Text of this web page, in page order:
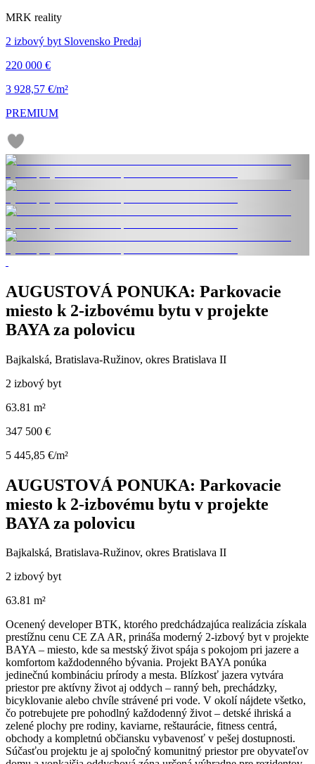
MRK reality
2 izbový byt Slovensko Predaj
220 000 €
3 928,57 €/m²
PREMIUM
AUGUSTOVÁ PONUKA: Parkovacie
miesto k 2-izbovému bytu v projekte
BAYA za polovicu
Bajkalská, Bratislava-Ružinov, okres Bratislava II
2 izbový byt
63.81 m²
347 500 €
5 445,85 €/m²
AUGUSTOVÁ PONUKA: Parkovacie
miesto k 2-izbovému bytu v projekte
BAYA za polovicu
Bajkalská, Bratislava-Ružinov, okres Bratislava II
2 izbový byt
63.81 m²
Ocenený developer BTK, ktorého predchádzajúca realizácia získala
prestížnu cenu CE ZA AR, prináša moderný 2-izbový byt v projekte
BAYA – miesto, kde sa mestský život spája s pokojom pri jazere a
komfortom každodenného bývania. Projekt BAYA ponúka
jedinečnú kombináciu prírody a mesta. Blízkosť jazera vytvára
priestor pre aktívny život aj oddych – ranný beh, prechádzky,
bicyklovanie alebo chvíle strávené pri vode. V okolí nájdete všetko,
čo potrebujete pre pohodlný každodenný život – detské ihriská a
zelené plochy pre rodiny, kaviarne, reštaurácie, fitness centrá,
obchody a kompletnú občiansku vybavenosť v pešej dostupnosti.
Súčasťou projektu je aj spoločný komunitný priestor pre obyvateľov